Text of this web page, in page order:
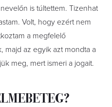
is túltettem. Tizenhat
Volt, hogy ezért nem
a megfelelő
majd az egyik azt mondta a
meg, mert ismeri a jogait.